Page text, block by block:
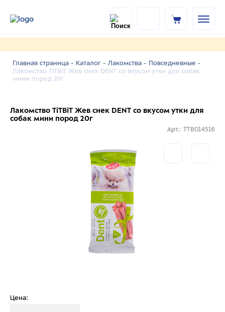
Главная страница - Каталог - Лакомства - Повседневные -
Лакомство TiTBiT Жев снек DENT со вкусом утки для собак
мини пород 20г
Лакомство TiTBiT Жев снек DENT со вкусом утки для
собак мини пород 20г
Арт.: TTB014516
Цена: